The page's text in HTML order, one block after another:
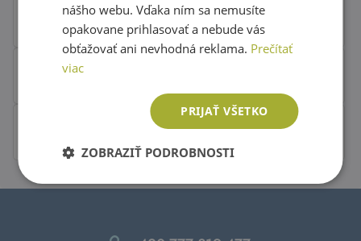
nášho webu. Vďaka ním sa nemusíte
opakovane prihlasovať a nebude vás
obťažovať ani nevhodná reklama. Prečítať
viac
PRIJAŤ VŠETKO
ZOBRAZIŤ PODROBNOSTI